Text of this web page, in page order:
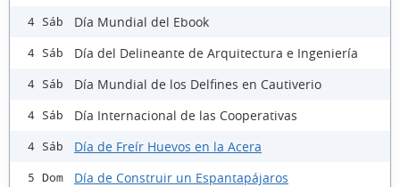
4 Sáb Día Mundial del Ebook
4 Sáb Día del Delineante de Arquitectura e Ingeniería
4 Sáb Día Mundial de los Delfines en Cautiverio
4 Sáb Día Internacional de las Cooperativas
4 Sáb Día de Freír Huevos en la Acera
5 Dom Día de Construir un Espantapájaros